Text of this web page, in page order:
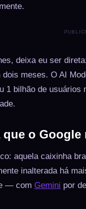
deixa eu ser
dois meses. O AI
bilhão de usuários
que o
aquela caixinha
inalterada há
— com Gemini por